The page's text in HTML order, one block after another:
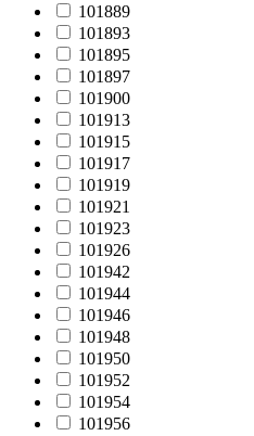
101889
101893
101895
101897
101900
101913
101915
101917
101919
101921
101923
101926
101942
101944
101946
101948
101950
101952
101954
101956